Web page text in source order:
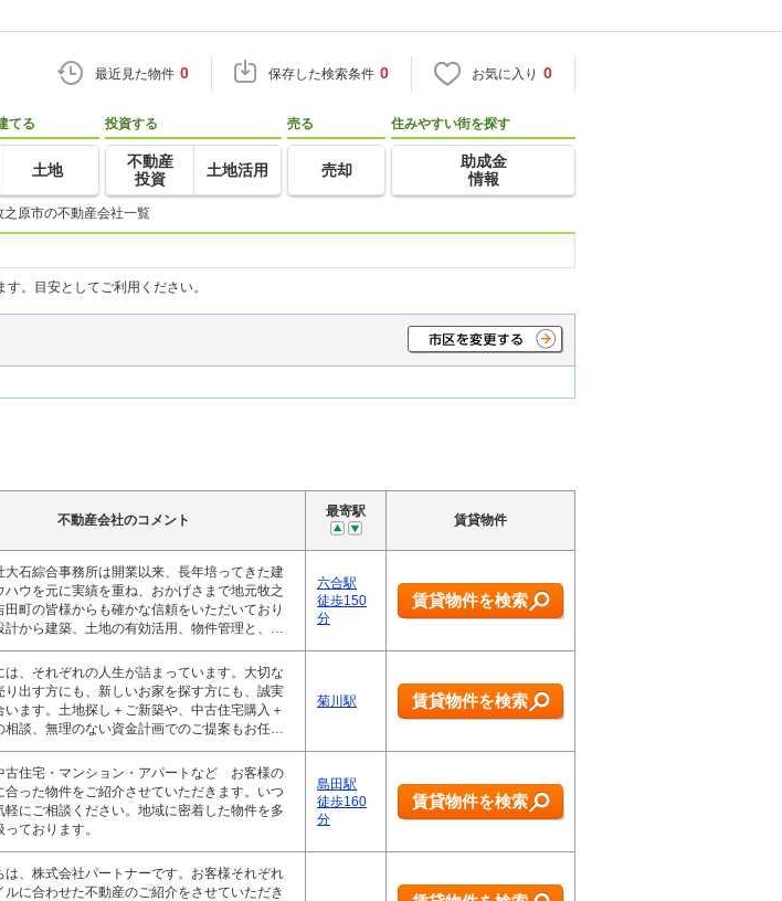
最近見た物件 0 保存した検索条件 0 お気に入り 0
てる
土地
投資する
不動産
投資
土地活用
売る
売却
住みやすい街を探す
助成金
情報
之原市の不動産会社一覧
。目安としてご利用ください。
不動産会社のコメント
最寄駅
賃貸物件
大石綜合事務所は開業以来、長年培ってきた建
ハウを元に実績を重ね、おかげさまで地元牧之
田町の皆様からも確かな信頼をいただいており
計から建築、土地の有効活用、物件管理と、…
六合駅
徒歩150
分
賃貸物件を検索
は、それぞれの人生が詰まっています。大切な
り出す方にも、新しいお家を探す方にも、誠実
います。土地探し＋ご新築や、中古住宅購入＋
相談、無理のない資金計画でのご提案もお任…
菊川駅 賃貸物件を検索
古住宅・マンション・アパートなど お客様の
合った物件をご紹介させていただきます。いつ
軽にご相談ください。地域に密着した物件を多
ております。
島田駅
徒歩160
分
賃貸物件を検索
は、株式会社パートナーです。お客様それぞれ
ルに合わせた不動産のご紹介をさせていただき